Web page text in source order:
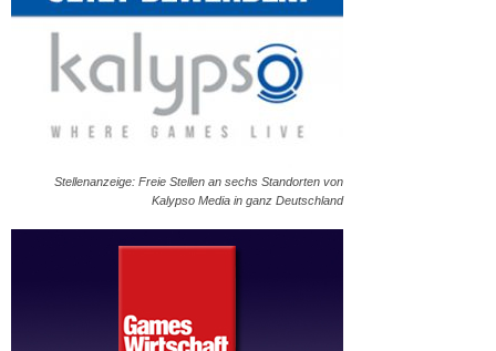
Stellenanzeige: Freie Stellen an sechs Standorten von
Kalypso Media in ganz Deutschland